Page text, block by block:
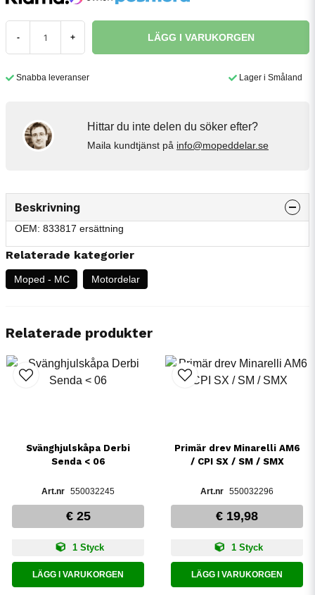
- + LÄGG I VARUKORGEN
Snabba leveranser Lager i Småland
Hittar du inte delen du söker efter?
Maila kundtjänst på info@mopeddelar.se
Beskrivning
OEM: 833817 ersättning
Relaterade kategorier
Moped - MC Motordelar
Relaterade produkter
Svänghjulskåpa Derbi
Senda < 06
550032245
€ 25
1 Styck
LÄGG I VARUKORGEN
Primär drev Minarelli AM6
/ CPI SX / SM / SMX
550032296
€ 19,98
1 Styck
LÄGG I VARUKORGEN